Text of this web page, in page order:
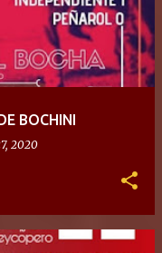
BOCHINI
2020